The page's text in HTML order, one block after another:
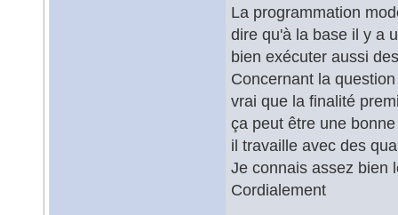
La programmation
dire qu'à la base il y a
bien exécuter aussi
Concernant la
vrai que la finalité
ça peut être une
il travaille avec des
Je connais assez bien
Cordialement